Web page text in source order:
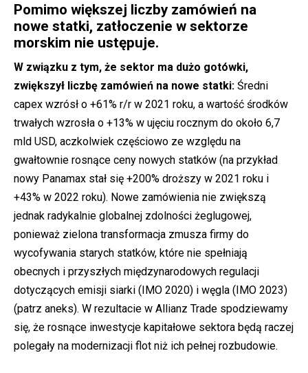
Pomimo większej liczby zamówień na
nowe statki, zatłoczenie w sektorze
morskim nie ustępuje.
W związku z tym, że sektor ma dużo gotówki,
zwiększył liczbę zamówień na nowe statki: Średni
capex wzrósł o +61% r/r w 2021 roku, a wartość środków
trwałych wzrosła o +13% w ujęciu rocznym do około 6,7
mld USD, aczkolwiek częściowo ze względu na
gwałtownie rosnące ceny nowych statków (na przykład
nowy Panamax stał się +200% droższy w 2021 roku i
+43% w 2022 roku). Nowe zamówienia nie zwiększą
jednak radykalnie globalnej zdolności żeglugowej,
ponieważ zielona transformacja zmusza firmy do
wycofywania starych statków, które nie spełniają
obecnych i przyszłych międzynarodowych regulacji
dotyczących emisji siarki (IMO 2020) i węgla (IMO 2023)
(patrz aneks). W rezultacie w Allianz Trade spodziewamy
się, że rosnące inwestycje kapitałowe sektora będą raczej
polegały na modernizacji flot niż ich pełnej rozbudowie.